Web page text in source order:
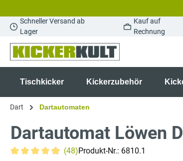
Schneller Versand ab
Lager
Kauf auf
Rechnung
Tischkicker Kickerzubehör
Dart Dartautomaten
Dartautomat Löwen
(48)Produkt-Nr.: 6810.1